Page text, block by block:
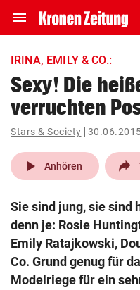
menu Navigation
ein-/ausklappen
account_circle Anmelden
pin_drop
Wien
search
Suchbegriff
eingeben
IRINA, EMILY & CO.:
Sexy! Die
verruchten
Stars & Society
play_arrow Anhören
Sie sind jung, sie sind
denn je: Rosie
Emily Ratajkowski,
Co. Grund genug für
Modelriege für ein